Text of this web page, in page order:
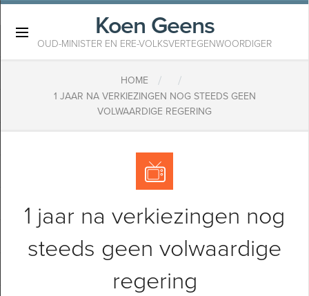
Koen Geens
OUD-MINISTER EN ERE-VOLKSVERTEGENWOORDIGER
HOME / /
1 JAAR NA VERKIEZINGEN NOG STEEDS GEEN
VOLWAARDIGE REGERING
1 jaar na verkiezingen nog
steeds geen volwaardige
regering